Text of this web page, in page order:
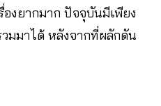
งยากมาก ปัจจุบันมีเพียง
มมาได้ หลังจากที่ผลักดัน